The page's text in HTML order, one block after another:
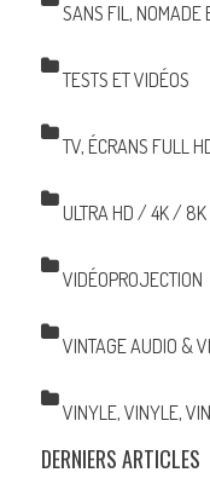
SANS FIL, NOMADE
TESTS ET VIDÉOS
TV, ÉCRANS FULL
ULTRA HD / 4K / 8K
VIDÉOPROJECTION
VINTAGE AUDIO &
VINYLE, VINYLE,
DERNIERS ARTICLES